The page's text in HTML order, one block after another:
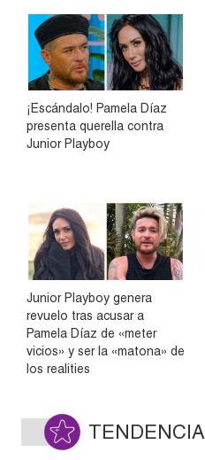
¡Escándalo! Pamela Díaz
presenta querella contra
Junior Playboy
Junior Playboy genera
revuelo tras acusar a
Pamela Díaz de «meter
vicios» y ser la «matona» de
los realities
TENDENCIA